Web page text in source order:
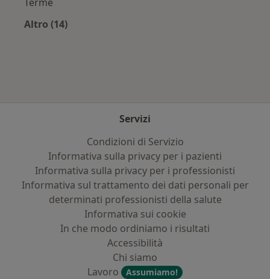
Altro (14)
Servizi
Condizioni di Servizio
Informativa sulla privacy per i pazienti
Informativa sulla privacy per i professionisti
Informativa sul trattamento dei dati personali per
determinati professionisti della salute
Informativa sui cookie
In che modo ordiniamo i risultati
Accessibilità
Chi siamo
Lavoro
Assumiamo!